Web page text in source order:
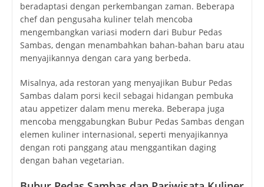
beradaptasi dengan perkembangan zaman. Beberapa
chef dan pengusaha kuliner telah mencoba
mengembangkan variasi modern dari Bubur Pedas
Sambas, dengan menambahkan bahan-bahan baru atau
menyajikannya dengan cara yang berbeda.
Misalnya, ada restoran yang menyajikan Bubur Pedas
Sambas dalam porsi kecil sebagai hidangan pembuka
atau appetizer dalam menu mereka. Beberapa juga
mencoba menggabungkan Bubur Pedas Sambas dengan
elemen kuliner internasional, seperti menyajikannya
dengan roti panggang atau menggantikan daging
dengan bahan vegetarian.